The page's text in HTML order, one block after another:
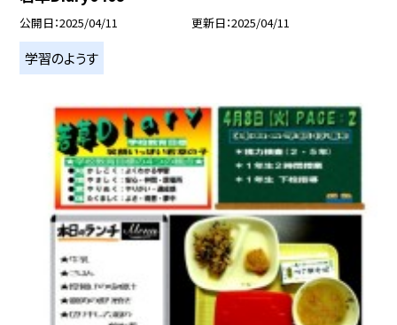
公開日 2025/04/11 更新日 2025/04/11
学習のようす